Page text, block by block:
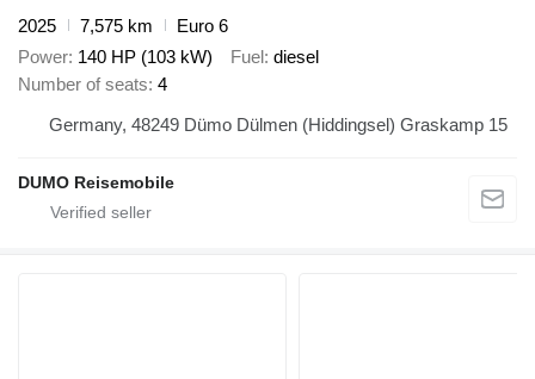
2025
7,575 km
Euro 6
Power 140 HP (103 kW) Fuel
diesel
Number of seats 4
Germany, 48249 Dümo Dülmen (Hiddingsel) Graskamp 15
DUMO Reisemobile